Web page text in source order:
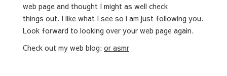
web page and thought I might as well check
things out. I like what I see so i am just following you.
Look forward to looking over your web page again.
Check out my web blog: or asmr